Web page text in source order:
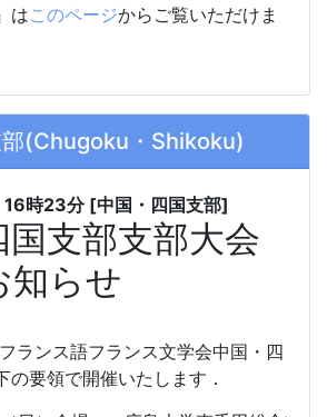
はこのページからご覧いただけま
(Chugoku・Shikoku)
16時23分 [中国・四国支部]
国支部支部大会
知らせ
ランス語フランス文学会中国・四
の要領で開催いたします．